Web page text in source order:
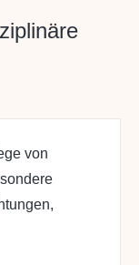
von